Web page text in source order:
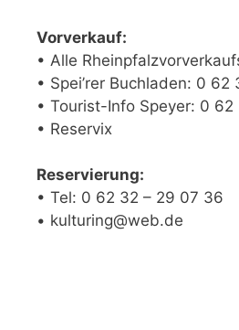
Vorverkauf:
• Alle
• Spei’rer Buchladen: 0 62
• Tourist-Info Speyer: 0
• Reservix
Reservierung:
• Tel: 0 62 32 – 29 07 36
• kulturing@web.de